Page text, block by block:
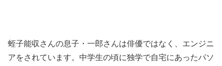
蛭子能収さんの息子・一郎さんは俳優ではなく、エンジニ
アをされています。中学生の頃に独学で自宅にあったパソ